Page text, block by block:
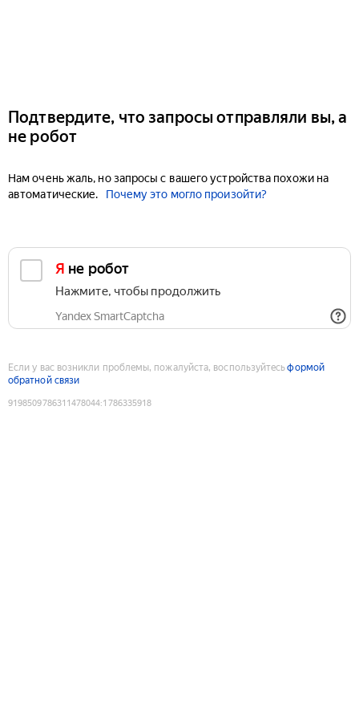
Подтвердите, что запросы отправляли вы, а
не робот
Нам очень жаль, но запросы с вашего устройства похожи на
автоматические.
Почему это могло произойти?
Я не робот
Нажмите, чтобы продолжить
Yandex SmartCaptcha
Если у вас возникли проблемы, пожалуйста, воспользуйтесьформой
обратной связи
9198509786311478044:1786335918